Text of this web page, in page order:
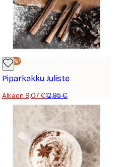
-30%*
Piparkakku Juliste
Alkaen 9,07 €12,95 €